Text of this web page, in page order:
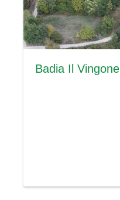
Badia Il Vingone